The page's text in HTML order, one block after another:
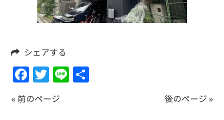
シェアする
Facebook
Twitter
Line
« 前のページ 後のページ »